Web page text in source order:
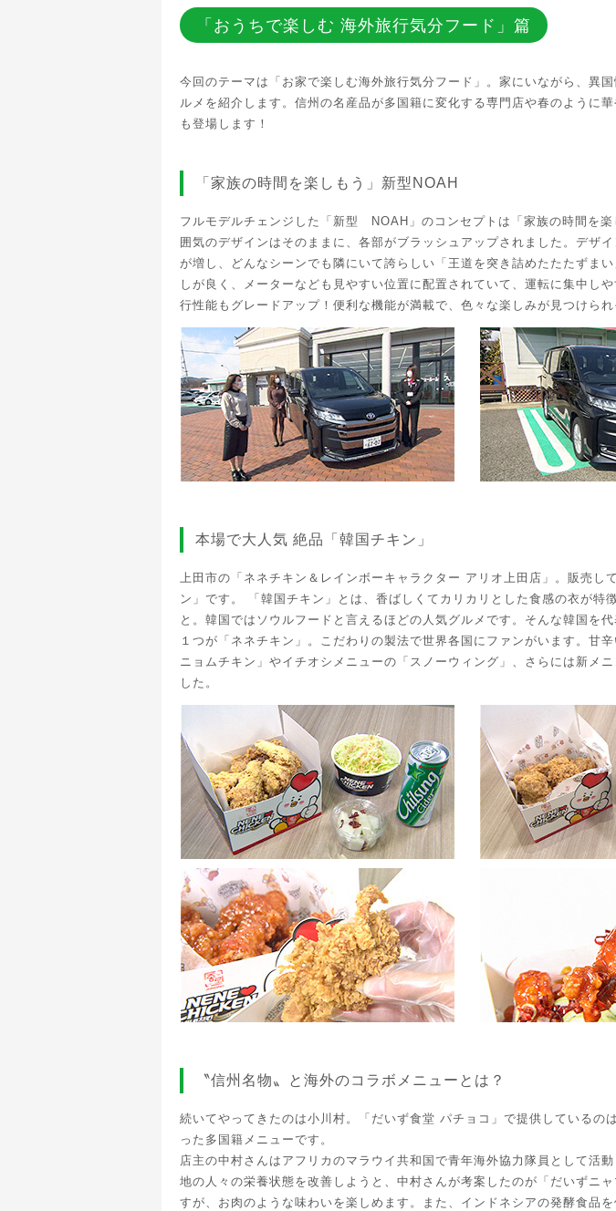
「おうちで楽しむ 海外旅行気分フード」篇
今回のテーマは「お家で楽しむ海外旅行気分フード」。家にいながら、異
ルメを紹介します。信州の名産品が多国籍に変化する専門店や春のように
も登場します！
「家族の時間を楽しもう」新型NOAH
フルモデルチェンジした「新型 NOAH」のコンセプトは「家族の時間を楽
囲気のデザインはそのままに、各部がブラッシュアップされました。デザ
が増し、どんなシーンでも隣にいて誇らしい「王道を突き詰めたたたずま
しが良く、メーターなども見やすい位置に配置されていて、運転に集中し
行性能もグレードアップ！便利な機能が満載で、色々な楽しみが見つけられ
本場で大人気 絶品「韓国チキン」
上田市の「ネネチキン＆レインボーキャラクター アリオ上田店」。販売し
ン」です。 「韓国チキン」とは、香ばしくてカリカリとした食感の衣が特
と。韓国ではソウルフードと言えるほどの人気グルメです。そんな韓国を
１つが「ネネチキン」。こだわりの製法で世界各国にファンがいます。甘
ニョムチキン」やイチオシメニューの「スノーウィング」、さらには新メ
した。
〝信州名物〟と海外のコラボメニューとは？
続いてやってきたのは小川村。「だいず食堂 パチョコ」で提供しているの
った多国籍メニューです。
店主の中村さんはアフリカのマラウイ共和国で青年海外協力隊員として活
地の人々の栄養状態を改善しようと、中村さんが考案したのが「だいずニ
すが、お肉のような味わいを楽しめます。また、インドネシアの発酵食品を